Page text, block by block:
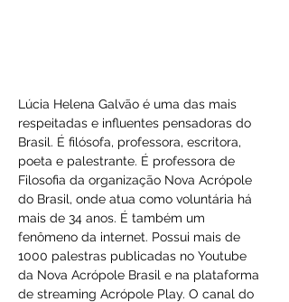
Lúcia Helena Galvão é uma das mais
respeitadas e influentes pensadoras do
Brasil. É filósofa, professora, escritora,
poeta e palestrante. É professora de
Filosofia da organização Nova Acrópole
do Brasil, onde atua como voluntária há
mais de 34 anos. É também um
fenômeno da internet. Possui mais de
1000 palestras publicadas no Youtube
da Nova Acrópole Brasil e na plataforma
de streaming Acrópole Play. O canal do